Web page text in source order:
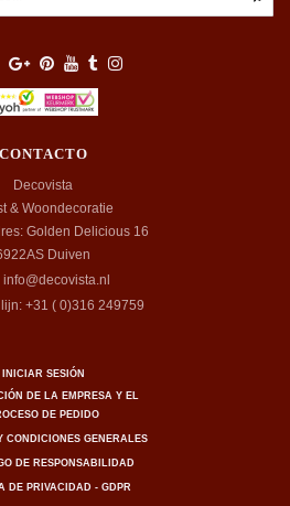
CONTACTO
Decovista
& Woondecoratie
Golden Delicious 16
Duiven
info@decovista.nl
+31 ( 0)316 249759
INICIAR SESIÓN
DE LA EMPRESA Y EL
DE PEDIDO
CONDICIONES GENERALES
DE RESPONSABILIDAD
DE PRIVACIDAD - GDPR